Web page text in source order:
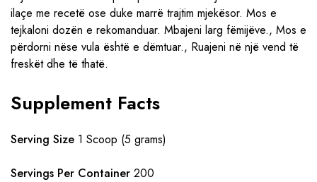
ilaçe me recetë ose duke marrë trajtim mjekësor. Mos e
tejkaloni dozën e rekomanduar. Mbajeni larg fëmijëve., Mos e
përdorni nëse vula është e dëmtuar., Ruajeni në një vend të
freskët dhe të thatë.
Supplement Facts
Serving Size 1 Scoop (5 grams)
Servings Per Container 200